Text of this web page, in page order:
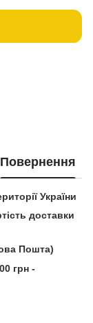
Повернення
України
доставки
Пошта)
грн -